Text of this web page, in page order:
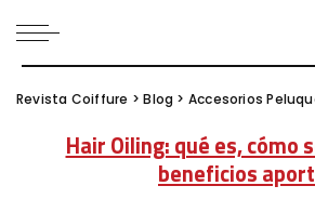
Revista Coiffure >Blog > Accesorios
Hair Oiling: qué es, cómo
beneficios